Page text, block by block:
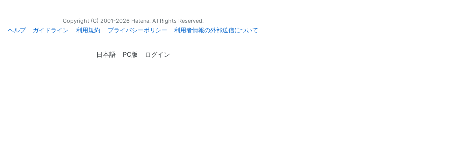
Copyright (C) 2001-2026 Hatena. All Rights Reserved.
ヘルプ
ガイドライン 利用規約 プライバシーポリシー 利用者情報の外部送信について
日本語 PC版 ログイン